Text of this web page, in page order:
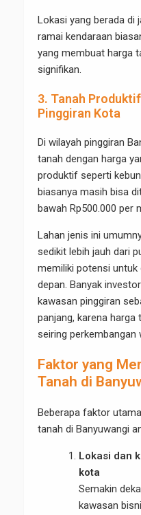
Lokasi yang berada di
ramai kendaraan
yang membuat harga
signifikan.
3. Tanah
Pinggiran Kota
Di wilayah pinggiran
tanah dengan harga
produktif seperti
biasanya masih bisa
bawah Rp500.000 per
Lahan jenis ini
sedikit lebih jauh dari
memiliki potensi untuk
depan. Banyak
kawasan pinggiran
panjang, karena
seiring perkembangan
Faktor yang
Tanah di
Beberapa faktor
tanah di Banyuwangi
Lokasi dan
kota
Semakin
kawasan